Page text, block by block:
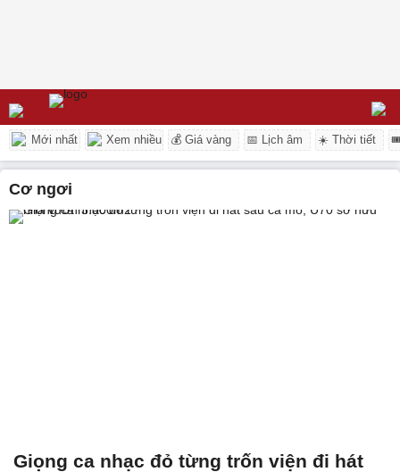
Mới nhất Xem nhiều 💰 Giá vàng 📅 Lịch âm ☀️ Thời tiết
cơ ngơi
Giọng ca nhạc đỏ từng trốn viện đi hát